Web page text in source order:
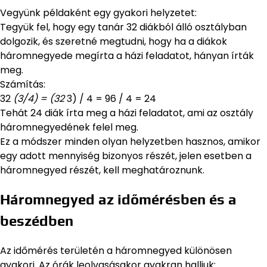
Vegyünk példaként egy gyakori helyzetet:
Tegyük fel, hogy egy tanár 32 diákból álló osztályban
dolgozik, és szeretné megtudni, hogy ha a diákok
háromnegyede megírta a házi feladatot, hányan írták
meg.
Számítás:
32 (3/4) = (323) / 4 = 96 / 4 = 24
Tehát 24 diák írta meg a házi feladatot, ami az osztály
háromnegyedének felel meg.
Ez a módszer minden olyan helyzetben hasznos, amikor
egy adott mennyiség bizonyos részét, jelen esetben a
háromnegyed részét, kell meghatároznunk.
Háromnegyed az időmérésben és a
beszédben
Az időmérés területén a háromnegyed különösen